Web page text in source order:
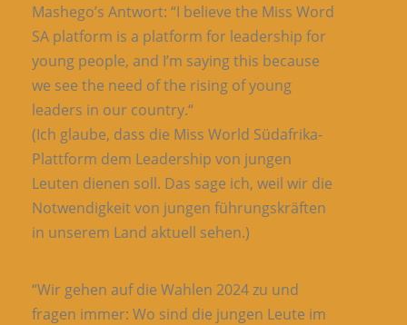
Mashego’s Antwort: “I believe the Miss Word
SA platform is a platform for leadership for
young people, and I’m saying this because
we see the need of the rising of young
leaders in our country.“
(Ich glaube, dass die Miss World Südafrika-
Plattform dem Leadership von jungen
Leuten dienen soll. Das sage ich, weil wir die
Notwendigkeit von jungen führungskräften
in unserem Land aktuell sehen.)
“Wir gehen auf die Wahlen 2024 zu und
fragen immer: Wo sind die jungen Leute im